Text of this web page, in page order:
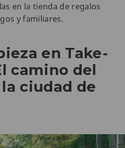
en la tienda de regalos
y familiares.
en Take-
camino del
ciudad de